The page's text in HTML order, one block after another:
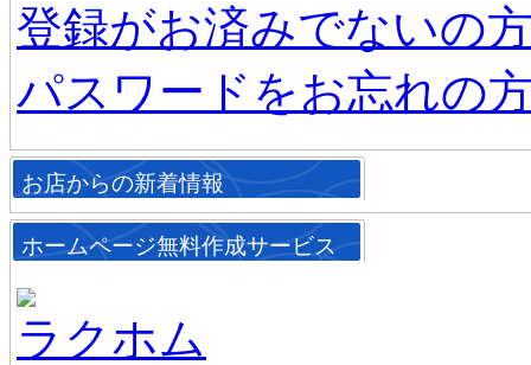
登録がお済みでないの
パスワードをお忘れの
お店からの新着情報
ホームページ無料作成サービス
ラクホム